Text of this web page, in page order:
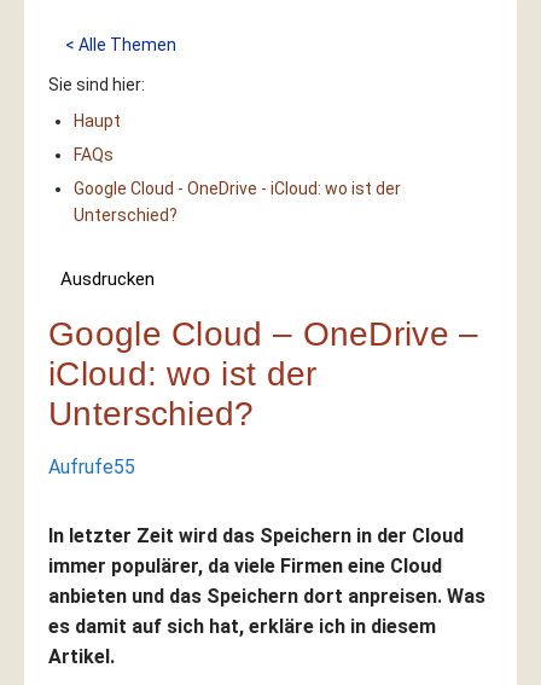
< Alle Themen
Sie sind hier:
Haupt
FAQs
Google Cloud - OneDrive - iCloud: wo ist der
Unterschied?
Ausdrucken
Google Cloud – OneDrive –
iCloud: wo ist der
Unterschied?
Aufrufe55
In letzter Zeit wird das Speichern in der Cloud
immer populärer, da viele Firmen eine Cloud
anbieten und das Speichern dort anpreisen. Was
es damit auf sich hat, erkläre ich in diesem
Artikel.